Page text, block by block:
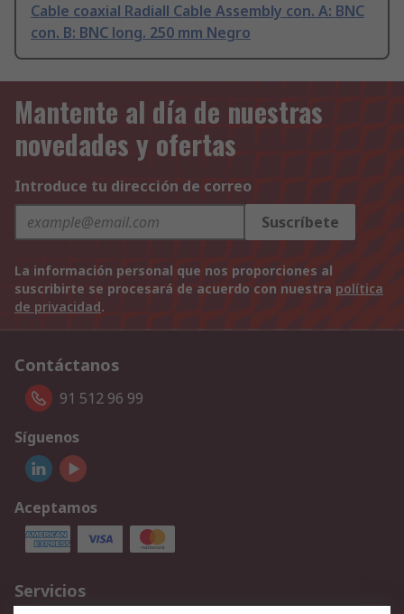
Cable coaxial Radiall Cable Assembly con. A: BNC
con. B: BNC long. 250 mm Negro
Mantente al día de nuestras
novedades y ofertas
Introduce tu dirección de correo
Suscríbete
La información personal que nos proporciones al
suscribirte se procesará de acuerdo con nuestra política
de privacidad.
Contáctanos
91 512 96 99
Síguenos
Aceptamos
Servicios